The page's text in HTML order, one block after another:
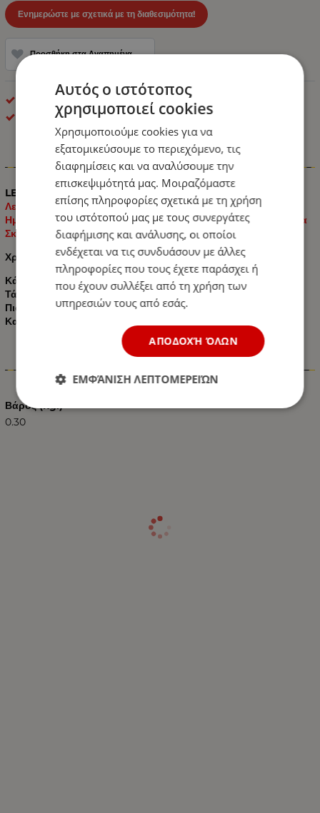
Ενημερώστε με σχετικά με τη διαθεσιμότητα!
Προσθήκη στα Αγαπημένα
LED Φανοί Πλευρικοί Όγκου
Πληροφορίες
LED Όγκου Е-Mark 12V IP68 κατάλληλο για:
Φορτηγά /
Λεωφορεία / Τροχόσπιτα / Ρυμουλκούμενα και
Ημιρυμουλκούμενα / Γεωργικά Μηχανήματα / Πλατφόρμες για
Σκάφη και Μοτοσικλέτες κτλ.
Χρώμα:
Κόκκινο
Κάθετη ή Οριζόντια Τοποθέτηση
Τάση:
Πιστοποιητικό Е-Mark : E20
Κατηγορία προστασίας: IP66 / 68
Βάρος (kg.)
0.30
Αυτός ο ιστότοπος
χρησιμοποιεί cookies
Χρησιμοποιούμε cookies για να
εξατομικεύσουμε το περιεχόμενο, τις
διαφημίσεις και να αναλύσουμε την
επισκεψιμότητά μας. Μοιραζόμαστε
επίσης πληροφορίες σχετικά με τη χρήση
του ιστότοπού μας με τους συνεργάτες
διαφήμισης και ανάλυσης, οι οποίοι
ενδέχεται να τις συνδυάσουν με άλλες
πληροφορίες που τους έχετε παράσχει ή
που έχουν συλλέξει από τη χρήση των
υπηρεσιών τους από εσάς.
ΑΠΟΔΟΧΉ ΌΛΩΝ
ΕΜΦΆΝΙΣΗ ΛΕΠΤΟΜΕΡΕΙΏΝ